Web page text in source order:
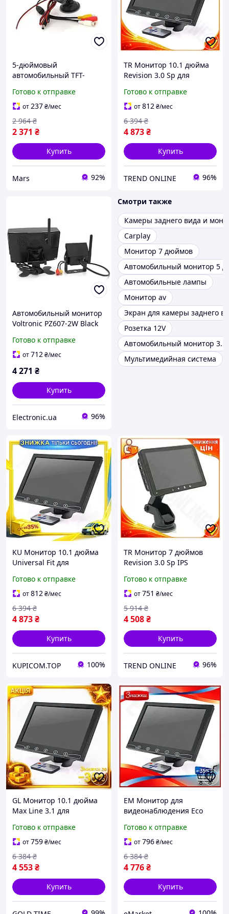
5-дюймовый
автомобильный TFT-
Готово к отправке
от237₴/мес
2 371 ₴
2 964 ₴
Купить
Mars 92%
TR Монитор 10.1 дюйма
Revision 3.0 Sp для
VGA RCA разъемами ЖК
экран для автомо SpeR-
4N
Готово к отправке
от812₴/мес
4 873₴
6 394 ₴
Купить
TREND ONLINE 96%
Автомобильный монитор
Voltronic PZ607-2W Black
расширение 420TVL, угол
линзы 120
Готово к отправке
от712₴/мес
4 271 ₴
Купить
Electronic.ua 96%
Смотри также
Камеры заднего вида и
Carplay
Монитор 7 дюймов
Автомобильный монитор 5
Автомобильные лампы
Монитор av
Экран для камеры заднего
Розетка 12V
Автомобильный монитор
Мультимедийная система
KU Монитор 10.1 дюйма
Universal Fit для
HDMI RCA разъемы
высокое разрешение для
Uni2L_K
Готово к отправке
от812₴/мес
4 873₴
6 394 ₴
Купить
KUPICOM.TOP 100%
TR Монитор 7 дюймов
Revision 3.0 Sp IPS
автомобиля мультимедиа
видеонаблюдение AV
SpeR-4N
Готово к отправке
от751 ₴/мес
4 508₴
5 914 ₴
Купить
TREND ONLINE 96%
GL Монитор 10.1 дюйма
Max Line 3.1 для
VGA HDMI RCA
разъемами для
автомобиля и оф LO31\PR
Готово к отправке
от759₴/мес
4 553₴
6 384 ₴
Купить
EM Монитор для
видеонаблюдения Eco
HDMI VGA RCA для
автомобиля и офиса
экран MAR_K
Готово к отправке
от796₴/мес
4 776₴
6 384 ₴
Купить